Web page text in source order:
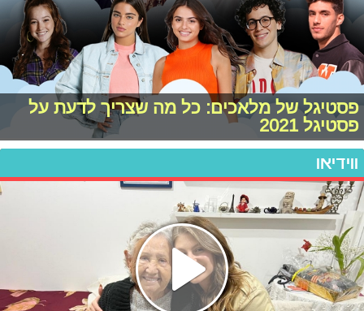
פסטיגל של מלאכים: כל מה שצריך לדעת על
פסטיגל 2021
ווידיאו